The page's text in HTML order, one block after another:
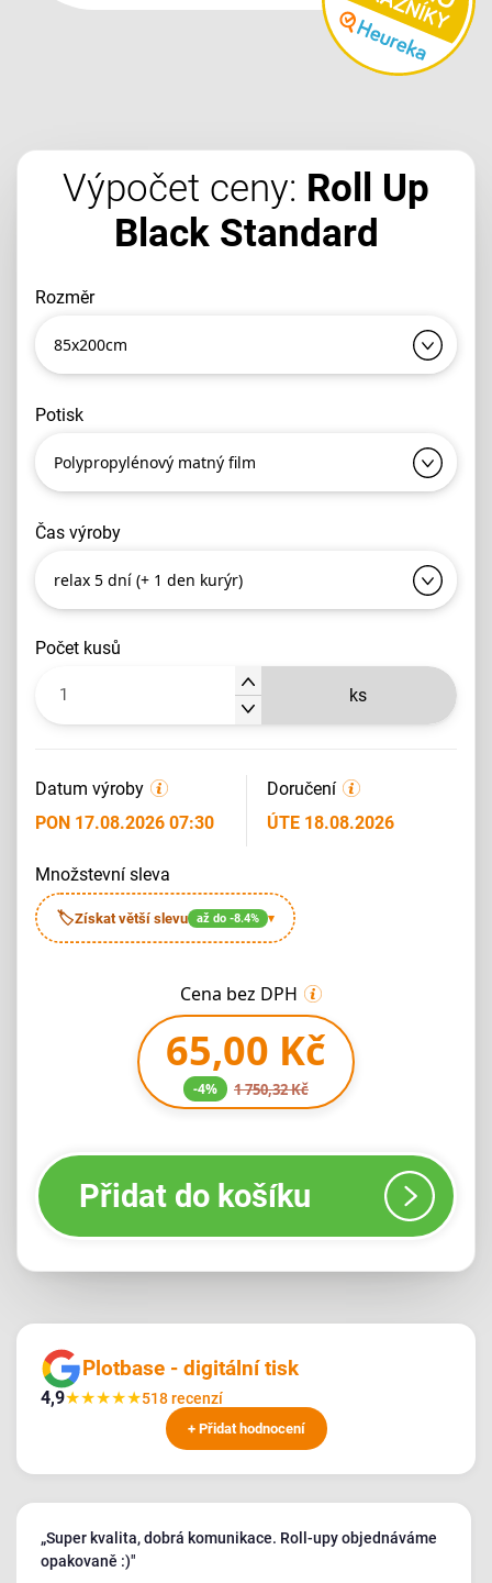
Výpočet ceny: Roll Up
Black Standard
rozměr
85x200cm
potisk
Polypropylénový matný film
čas výroby
relax 5 dní (+ 1 den kurýr)
počet kusů
ks
Datum výroby
PON 17.08.2026 07:30
Doručení
ÚTE 18.08.2026
množstevní sleva
🏷Získat větší slevu až do -8.4% ▾
Cena bez DPH
65,00 Kč
-4% 1 750,32 Kč
Přidat do košíku
Plotbase - digitální tisk
4,9★★★★★518 recenzí
+ Přidat hodnocení
„Super kvalita, dobrá komunikace. Roll-upy objednáváme
opakovaně :)"